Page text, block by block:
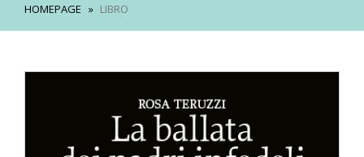
HOMEPAGE LIBRO